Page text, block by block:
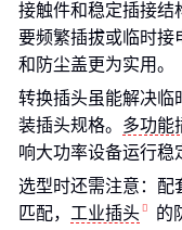
接触件和稳定插接结
要频繁插拔或临时接
和防尘盖更为实用。
转换插头虽能解决临
装插头规格。 多功能
响大功率设备运行稳
选型时还需注意：配
匹配， 工业插头
的